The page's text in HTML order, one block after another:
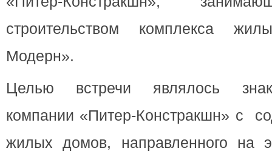
строительством комплекса
Модерн».
Целью встречи являлось
компании «Питер-Констракшн» с
жилых домов, направленного на